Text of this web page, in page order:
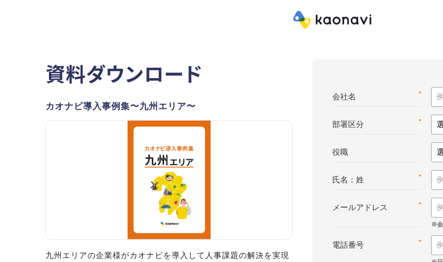
資料ダウンロード
カオナビ導入事例集〜九州エリア〜
九州エリアの企業様がカオナビを導入して人事課題の解決を実現
*
会社名
*
部署区分
役職
*
氏名：姓
*
メールアドレス
*
電話番号